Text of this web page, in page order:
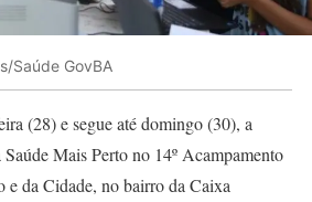
Saúde GovBA
(28) e segue até domingo (30), a
Mais Perto no 14º Acampamento
e da Cidade, no bairro da Caixa